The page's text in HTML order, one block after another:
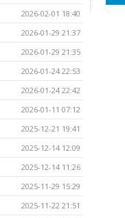
2026-02-01 18:40
2026-01-29 21:37
2026-01-29 21:35
2026-01-24 22:53
2026-01-24 22:42
2026-01-11 07:12
2025-12-21 19:41
2025-12-14 12:09
2025-12-14 11:26
2025-11-29 15:29
2025-11-22 21:51